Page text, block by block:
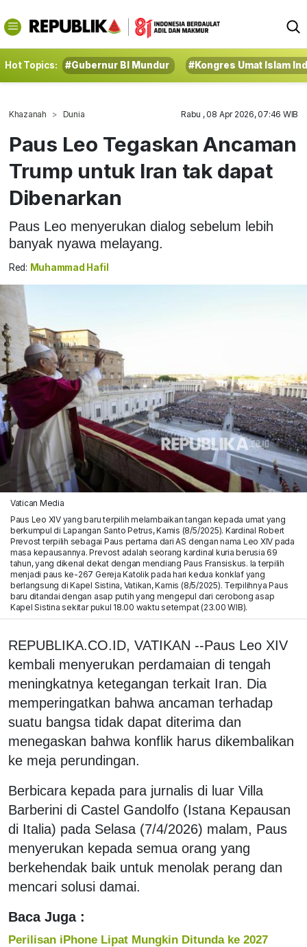
Hot Topics: #Gubernur BI Mundur #Kongres Umat Islam
Khazanah Dunia Rabu , 08 Apr 2026, 07:46 WIB
Paus Leo Tegaskan Ancaman
Trump untuk Iran tak dapat
Dibenarkan
Paus Leo menyerukan dialog sebelum lebih
banyak nyawa melayang.
Red: Muhammad Hafil
Vatican Media
Paus Leo XIV yang baru terpilih melambaikan tangan kepada umat yang
berkumpul di Lapangan Santo Petrus, Kamis (8/5/2025). Kardinal Robert
Prevost terpilih sebagai Paus pertama dari AS dengan nama Leo XIV pada
masa kepausannya. Prevost adalah seorang kardinal kuria berusia 69
tahun, yang dikenal dekat dengan mendiang Paus Fransiskus. Ia terpilih
menjadi paus ke-267 Gereja Katolik pada hari kedua konklaf yang
berlangsung di Kapel Sistina, Vatikan, Kamis (8/5/2025). Terpilihnya Paus
baru ditandai dengan asap putih yang mengepul dari cerobong asap
Kapel Sistina sekitar pukul 18.00 waktu setempat (23.00 WIB).
REPUBLIKA.CO.ID, VATIKAN --Paus Leo XIV
kembali menyerukan perdamaian di tengah
meningkatnya ketegangan terkait Iran. Dia
memperingatkan bahwa ancaman terhadap
suatu bangsa tidak dapat diterima dan
menegaskan bahwa konflik harus dikembalikan
ke meja perundingan.
Berbicara kepada para jurnalis di luar Villa
Barberini di Castel Gandolfo (Istana Kepausan
di Italia) pada Selasa (7/4/2026) malam, Paus
menyerukan kepada semua orang yang
berkehendak baik untuk menolak perang dan
mencari solusi damai.
Baca Juga :
Perilisan iPhone Lipat Mungkin Ditunda ke 2027